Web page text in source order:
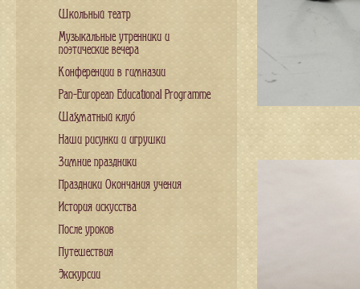
Школьный театр
Музыкальные утренники и
поэтические вечера
Конференции в гимназии
Pan-European Educational Programme
Шахматный клуб
Наши рисунки и игрушки
Зимние праздники
Праздники Окончания учения
История искусства
После уроков
Путешествия
Экскурсии